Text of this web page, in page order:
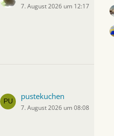
7. August 2026 um 12:17
pustekuchen
7. August 2026 um 08:08